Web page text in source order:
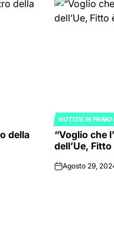
della
POSTED
IN
NOTIZIE IN PRIMO
“Voglio che
dell’Ue,
onAgosto 29,